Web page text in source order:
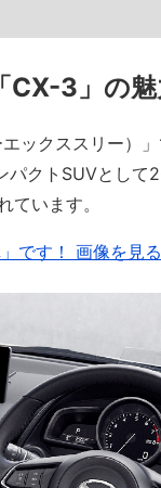
3」の魅
ックススリー）
パクトSUVとして
います。
です！ 画像を見